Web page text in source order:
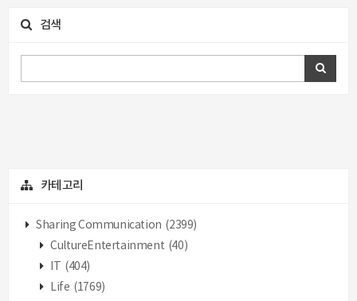
검색
카테고리
Sharing Communication (2399)
CultureEntertainment (40)
(404)
Life (1769)